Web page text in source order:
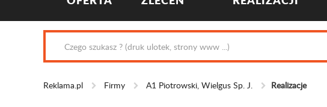
Reklama.pl Firmy A1 Piotrowski, Wielgus Sp. J. Realizacje